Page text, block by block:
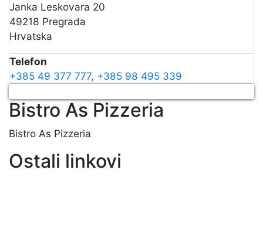
Janka Leskovara 20
49218 Pregrada
Hrvatska
Telefon
+385 49 377 777, +385 98 495 339
Bistro As Pizzeria
Bistro As Pizzeria
Ostali linkovi